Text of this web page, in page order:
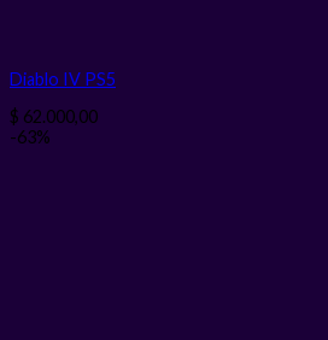
Diablo IV PS5
$ 62.000,00
-63%